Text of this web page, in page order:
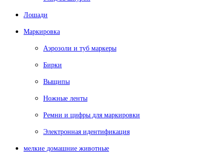
Лошади
Маркировка
Аэрозоли и туб маркеры
Бирки
Выщипы
Ножные ленты
Ремни и цифры для маркировки
Электронная идентификация
мелкие домашние животные